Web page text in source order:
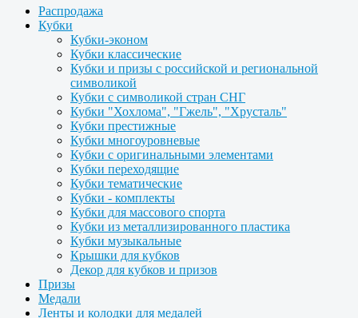
Распродажа
Кубки
Кубки-эконом
Кубки классические
Кубки и призы с российской и региональной
символикой
Кубки с символикой стран СНГ
Кубки "Хохлома", "Гжель", "Хрусталь"
Кубки престижные
Кубки многоуровневые
Кубки с оригинальными элементами
Кубки переходящие
Кубки тематические
Кубки - комплекты
Кубки для массового спорта
Кубки из металлизированного пластика
Кубки музыкальные
Крышки для кубков
Декор для кубков и призов
Призы
Медали
Ленты и колодки для медалей